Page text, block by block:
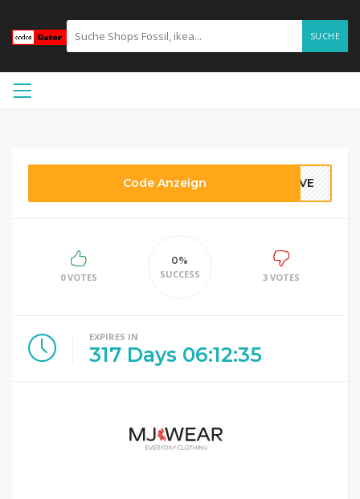
SUCHE
Code Anzeign FIVE
0 VOTES
0%
SUCCESS
3 VOTES
EXPIRES IN
317 Days 06:12:35